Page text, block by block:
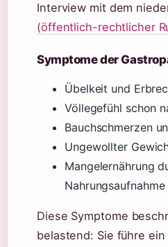
Interview mit dem
(öffentlich-rechtlicher
Symptome der
Übelkeit und
Völlegefühl schon
Bauchschmerzen
Ungewollter
Mangelernährung
Nahrungsaufnahme
Diese Symptome
belastend: Sie führe